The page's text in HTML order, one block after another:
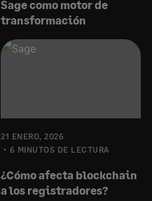
Sage como motor de
transformación
21 ENERO, 2026
6 MINUTOS DE LECTURA
¿Cómo afecta blockchain
a los registradores?